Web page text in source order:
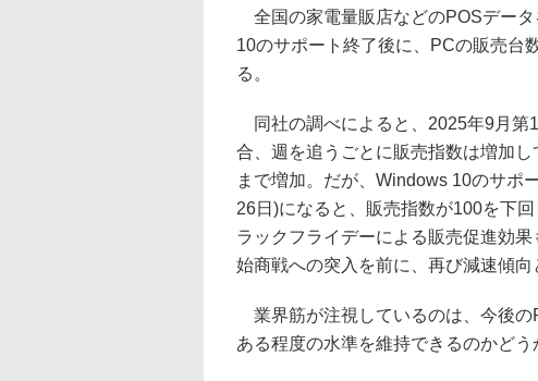
全国の家電量販店などのPOSデー
10のサポート終了後に、PCの販売台
る。
同社の調べによると、2025年9月第
合、週を追うごとに販売指数は増加
まで増加。だが、Windows 10のサポ
26日)になると、販売指数が100を下
ラックフライデーによる販売促進効
始商戦への突入を前に、再び減速傾向
業界筋が注視しているのは、今後の
ある程度の水準を維持できるのかど